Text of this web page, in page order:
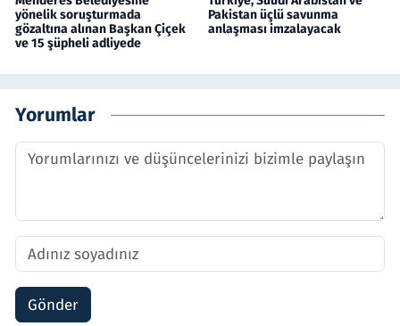
yönelik soruşturmada
gözaltına alınan Başkan Çiçek
ve 15 şüpheli adliyede
Pakistan üçlü savunma
anlaşması imzalayacak
Yorumlar
Gönder